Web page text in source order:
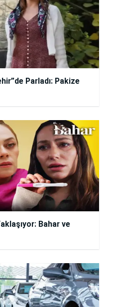
Parladı: Pakize
Bahar ve